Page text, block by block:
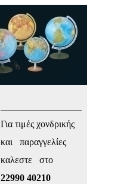
Για τιμές χονδρικής
και παραγγελίες
καλεστε στο
22990 40210